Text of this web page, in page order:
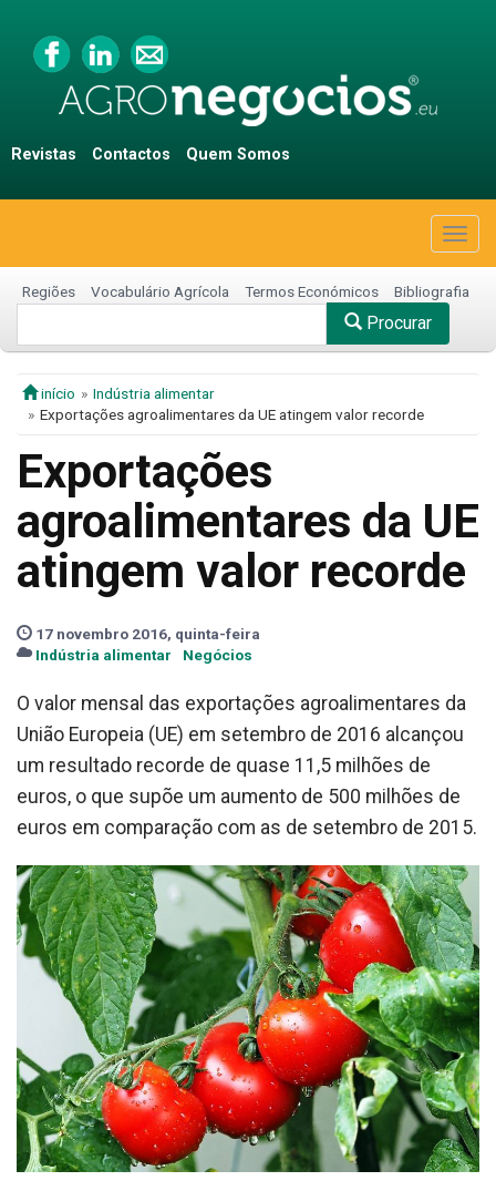
Revistas Contactos Quem Somos
Regiões Vocabulário Agrícola Termos Económicos Bibliografia
Procurar
início
Indústria alimentar
Exportações agroalimentares da UE atingem valor recorde
Exportações
agroalimentares da UE
atingem valor recorde
17 novembro 2016, quinta-feira
Indústria alimentar
Negócios
O valor mensal das exportações agroalimentares da
União Europeia (UE) em setembro de 2016 alcançou
um resultado recorde de quase 11,5 milhões de
euros, o que supõe um aumento de 500 milhões de
euros em comparação com as de setembro de 2015.